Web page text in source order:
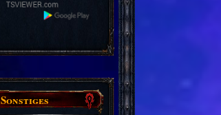
Sonstiges